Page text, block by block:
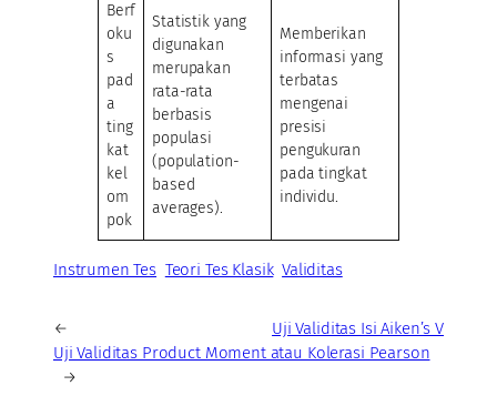
Berf
oku
s
pad
a
ting
kat
kel
om
pok
Statistik yang
digunakan
merupakan
rata-rata
berbasis
populasi
(population-
based
averages).
Memberikan
informasi yang
terbatas
mengenai
presisi
pengukuran
pada tingkat
individu.
Instrumen Tes Teori Tes Klasik Validitas
←
Uji Validitas Isi Aiken’s V
Uji Validitas Product Moment atau Kolerasi Pearson
→